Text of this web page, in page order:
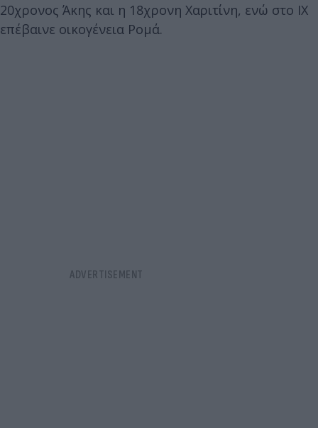
20χρονος Άκης και η 18χρονη Χαριτίνη, ενώ στο ΙΧ
επέβαινε οικογένεια Ρομά.